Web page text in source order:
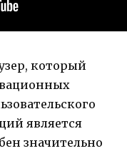
который
является
значительно